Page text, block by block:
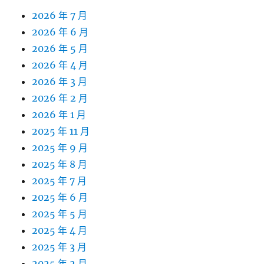
2026 年 7 月
2026 年 6 月
2026 年 5 月
2026 年 4 月
2026 年 3 月
2026 年 2 月
2026 年 1 月
2025 年 11 月
2025 年 9 月
2025 年 8 月
2025 年 7 月
2025 年 6 月
2025 年 5 月
2025 年 4 月
2025 年 3 月